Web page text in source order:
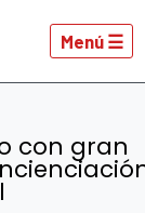
Menú ☰
con gran